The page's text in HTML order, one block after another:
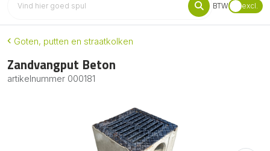
BTW excl.
Goten, putten en straatkolken
Zandvangput Beton
artikelnummer 000181